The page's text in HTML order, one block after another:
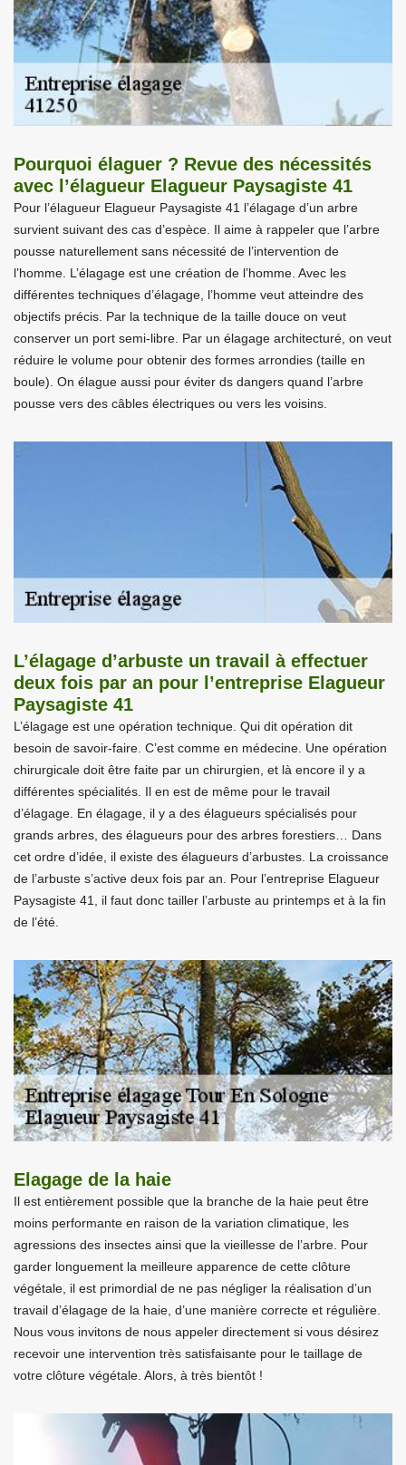
Pourquoi élaguer ? Revue des nécessités
avec l’élagueur Elagueur Paysagiste 41
Pour l’élagueur Elagueur Paysagiste 41 l’élagage d’un arbre
survient suivant des cas d’espèce. Il aime à rappeler que l’arbre
pousse naturellement sans nécessité de l’intervention de
l’homme. L’élagage est une création de l’homme. Avec les
différentes techniques d’élagage, l’homme veut atteindre des
objectifs précis. Par la technique de la taille douce on veut
conserver un port semi-libre. Par un élagage architecturé, on veut
réduire le volume pour obtenir des formes arrondies (taille en
boule). On élague aussi pour éviter ds dangers quand l’arbre
pousse vers des câbles électriques ou vers les voisins.
L’élagage d’arbuste un travail à effectuer
deux fois par an pour l’entreprise Elagueur
Paysagiste 41
L’élagage est une opération technique. Qui dit opération dit
besoin de savoir-faire. C’est comme en médecine. Une opération
chirurgicale doit être faite par un chirurgien, et là encore il y a
différentes spécialités. Il en est de même pour le travail
d’élagage. En élagage, il y a des élagueurs spécialisés pour
grands arbres, des élagueurs pour des arbres forestiers… Dans
cet ordre d’idée, il existe des élagueurs d’arbustes. La croissance
de l’arbuste s’active deux fois par an. Pour l’entreprise Elagueur
Paysagiste 41, il faut donc tailler l’arbuste au printemps et à la fin
de l’été.
Elagage de la haie
Il est entièrement possible que la branche de la haie peut être
moins performante en raison de la variation climatique, les
agressions des insectes ainsi que la vieillesse de l’arbre. Pour
garder longuement la meilleure apparence de cette clôture
végétale, il est primordial de ne pas négliger la réalisation d’un
travail d’élagage de la haie, d’une manière correcte et régulière.
Nous vous invitons de nous appeler directement si vous désirez
recevoir une intervention très satisfaisante pour le taillage de
votre clôture végétale. Alors, à très bientôt !